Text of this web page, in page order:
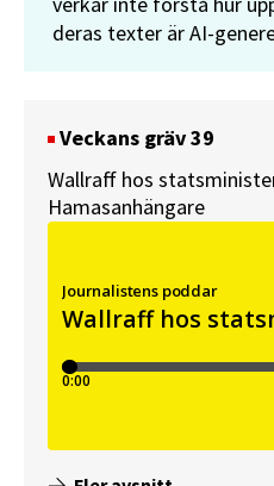
deras texter är AI-
Veckans gräv 39
Wallraff hos
Hamasanhängare